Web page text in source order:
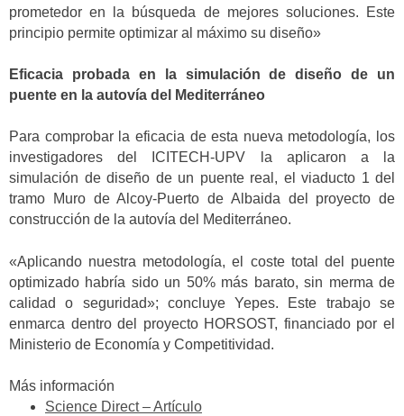
prometedor en la búsqueda de mejores soluciones. Este
principio permite optimizar al máximo su diseño»
Eficacia probada en la simulación de diseño de un
puente en la autovía del Mediterráneo
Para comprobar la eficacia de esta nueva metodología, los
investigadores del ICITECH-UPV la aplicaron a la
simulación de diseño de un puente real, el viaducto 1 del
tramo Muro de Alcoy-Puerto de Albaida del proyecto de
construcción de la autovía del Mediterráneo.
«Aplicando nuestra metodología, el coste total del puente
optimizado habría sido un 50% más barato, sin merma de
calidad o seguridad»; concluye Yepes. Este trabajo se
enmarca dentro del proyecto HORSOST, financiado por el
Ministerio de Economía y Competitividad.
Más información
Science Direct – Artículo